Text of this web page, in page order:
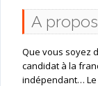
A
Que vous soyez
candidat à la
indépendant… Le